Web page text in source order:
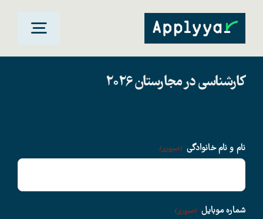
Skip
خانهکارشناسی در مجارستان 2026
نام و نام خانوادگی (ضروری)
شماره موبایل (ضروری)